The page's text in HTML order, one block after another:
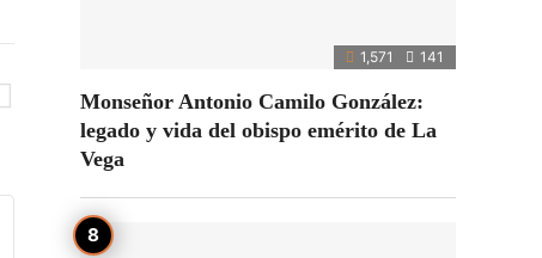
1,571 141
Monseñor Antonio Camilo González:
legado y vida del obispo emérito de La
Vega